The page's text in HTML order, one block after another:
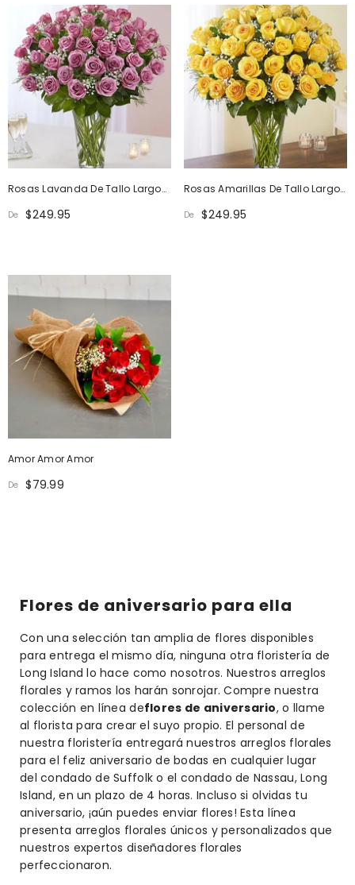
Rosas Lavanda De Tallo Largo
De Máxima Elegancia
De $249.95
Rosas Amarillas De Tallo Largo
De Máxima Elegancia
De $249.95
Amor Amor Amor
De $79.99
Flores de aniversario para ella
Con una selección tan amplia de flores disponibles
para entrega el mismo día, ninguna otra floristería de
Long Island lo hace como nosotros. Nuestros arreglos
florales y ramos los harán sonrojar. Compre nuestra
colección en línea deflores de aniversario, o llame
al florista para crear el suyo propio. El personal de
nuestra floristería entregará nuestros arreglos florales
para el feliz aniversario de bodas en cualquier lugar
del condado de Suffolk o el condado de Nassau, Long
Island, en un plazo de 4 horas. Incluso si olvidas tu
aniversario, ¡aún puedes enviar flores! Esta línea
presenta arreglos florales únicos y personalizados que
nuestros expertos diseñadores florales
perfeccionaron.